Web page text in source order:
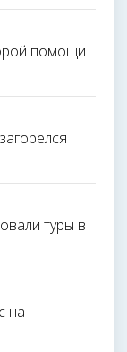
помощи
туры в
на